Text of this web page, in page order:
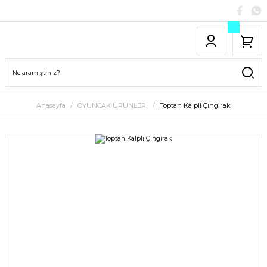
Anasayfa OYUNCAK ÜRÜNLERİ Toptan Kalpli Çıngırak